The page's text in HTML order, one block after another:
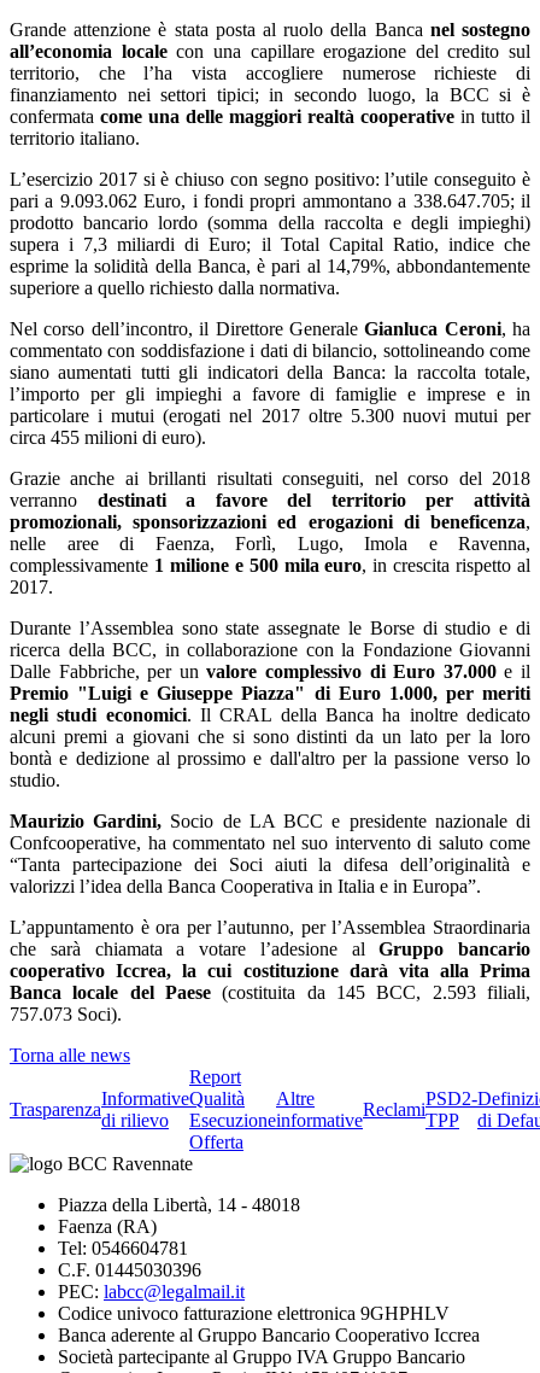
Grande attenzione è stata posta al ruolo della Banca nel sostegno
all’economia localecon una capillare erogazione del credito sul
territorio, che l’ha vista accogliere numerose richieste di
finanziamento nei settori tipici; in secondo luogo, la BCC si è
confermata come una delle maggiori realtà cooperative in tutto il
territorio italiano.
L’esercizio 2017 si è chiuso con segno positivo: l’utile conseguito è
pari a 9.093.062 Euro, i fondi propri ammontano a 338.647.705; il
prodotto bancario lordo (somma della raccolta e degli impieghi)
supera i 7,3 miliardi di Euro; il Total Capital Ratio, indice che
esprime la solidità della Banca, è pari al 14,79%, abbondantemente
superiore a quello richiesto dalla normativa.
Nel corso dell’incontro, il Direttore GeneraleGianluca Ceroni, ha
commentato con soddisfazione i dati di bilancio, sottolineando come
siano aumentati tutti gli indicatori della Banca: la raccolta totale,
l’importo per gli impieghi a favore di famiglie e imprese e in
particolare i mutui (erogati nel 2017 oltre 5.300 nuovi mutui per
circa 455 milioni di euro).
Grazie anche ai brillanti risultati conseguiti, nel corso del 2018
verranno destinati a favore del territorio per attività
promozionali, sponsorizzazioni ed erogazioni di beneficenza,
nelle aree di Faenza, Forlì, Lugo, Imola e Ravenna,
complessivamente 1 milione e 500 mila euro, in crescita rispetto al
2017.
Durante l’Assemblea sono state assegnate le Borse di studio e di
ricerca della BCC, in collaborazione con la Fondazione Giovanni
Dalle Fabbriche, per unvalore complessivo di Euro 37.000e il
Premio "Luigi e Giuseppe Piazza" di Euro 1.000, per meriti
negli studi economici. Il CRAL della Banca ha inoltre dedicato
alcuni premi a giovani che si sono distinti da un lato per la loro
bontà e dedizione al prossimo e dall'altro per la passione verso lo
studio.
Maurizio Gardini, Socio de LA BCC e presidente nazionale di
Confcooperative, ha commentato nel suo intervento di saluto come
“Tanta partecipazione dei Soci aiuti la difesa dell’originalità e
valorizzi l’idea della Banca Cooperativa in Italia e in Europa”.
L’appuntamento è ora per l’autunno, per l’Assemblea Straordinaria
che sarà chiamata a votare l’adesione alGruppo bancario
cooperativo Iccrea, la cui costituzione darà vita alla Prima
Banca locale del Paese (costituita da 145 BCC, 2.593 filiali,
757.073 Soci).
Torna alle news
Trasparenza
Informative
di rilievo
Report
Qualità
Esecuzione
Offerta
Altre
informative
Reclami
PSD2-
TPP
di
Piazza della Libertà, 14 - 48018
Faenza (RA)
Tel: 0546604781
C.F. 01445030396
PEC: labcc@legalmail.it
Codice univoco fatturazione elettronica 9GHPHLV
Banca aderente al Gruppo Bancario Cooperativo Iccrea
Società partecipante al Gruppo IVA Gruppo Bancario